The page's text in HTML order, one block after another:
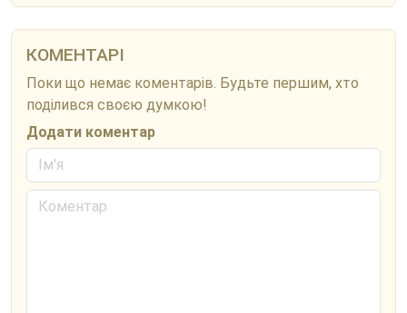
КОМЕНТАРІ
Поки що немає коментарів. Будьте першим, хто
поділився своєю думкою!
Додати коментар